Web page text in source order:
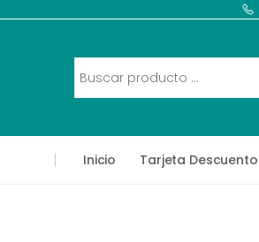
Inicio Tarjeta Descuento